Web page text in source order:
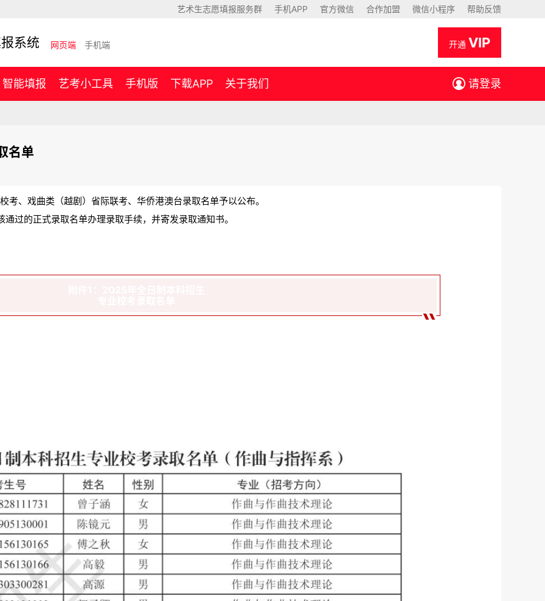
艺术生志愿填报服务群 手机APP 官方微信 合作加盟 微信小程序 帮助反馈
系统 网页端 手机端 开通 VIP
智能填报 艺考小工具 手机版 下载APP 关于我们 请登录
名单
考、戏曲类（越剧）省际联考、华侨港澳台录取名单予以公布。
过的正式录取名单办理录取手续，并寄发录取通知书。